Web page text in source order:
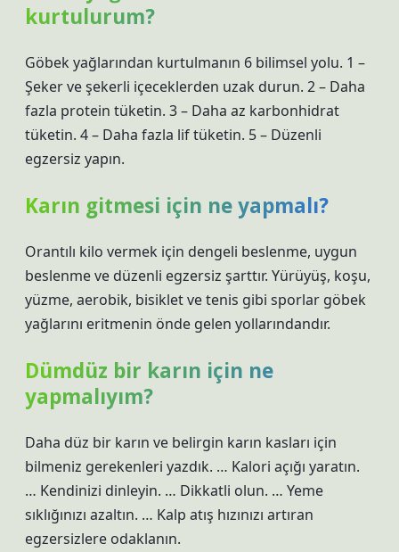
kurtulurum?
Göbek yağlarından kurtulmanın 6 bilimsel yolu. 1 –
Şeker ve şekerli içeceklerden uzak durun. 2 – Daha
fazla protein tüketin. 3 – Daha az karbonhidrat
tüketin. 4 – Daha fazla lif tüketin. 5 – Düzenli
egzersiz yapın.
Karın gitmesi için ne yapmalı?
Orantılı kilo vermek için dengeli beslenme, uygun
beslenme ve düzenli egzersiz şarttır. Yürüyüş, koşu,
yüzme, aerobik, bisiklet ve tenis gibi sporlar göbek
yağlarını eritmenin önde gelen yollarındandır.
Dümdüz bir karın için ne
yapmalıyım?
Daha düz bir karın ve belirgin karın kasları için
bilmeniz gerekenleri yazdık. … Kalori açığı yaratın.
… Kendinizi dinleyin. … Dikkatli olun. … Yeme
sıklığınızı azaltın. … Kalp atış hızınızı artıran
egzersizlere odaklanın.